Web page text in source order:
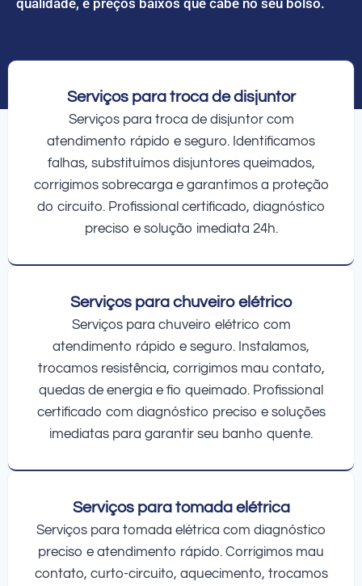
Serviços para troca de disjuntor
Serviços para troca de disjuntor com
atendimento rápido e seguro. Identificamos
falhas, substituímos disjuntores queimados,
corrigimos sobrecarga e garantimos a proteção
do circuito. Profissional certificado, diagnóstico
preciso e solução imediata 24h.
Serviços para chuveiro elétrico
Serviços para chuveiro elétrico com
atendimento rápido e seguro. Instalamos,
trocamos resistência, corrigimos mau contato,
quedas de energia e fio queimado. Profissional
certificado com diagnóstico preciso e soluções
imediatas para garantir seu banho quente.
Serviços para tomada elétrica
Serviços para tomada elétrica com diagnóstico
preciso e atendimento rápido. Corrigimos mau
contato, curto-circuito, aquecimento, trocamos